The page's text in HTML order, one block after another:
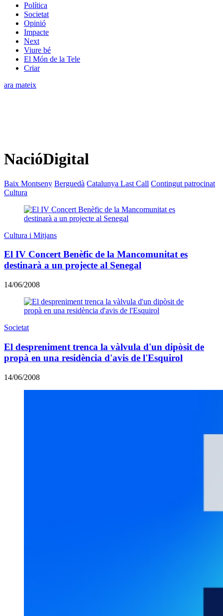
Política
Societat
Opinió
Impacte
Next
Viure bé
El Món de la Tele
Criar
ara mateix
NacióDigital
Baix Montseny Berguedà Catalunya Last Call Contingut patrocinat
Cultura
Cultura i Mitjans
El IV Concert Benèfic de la Mancomunitat es
destinarà a un projecte al Senegal
14/06/2008
Societat
El despreniment trenca la vàlvula d'un dipòsit de
propà en una residència d'avis de l'Esquirol
14/06/2008